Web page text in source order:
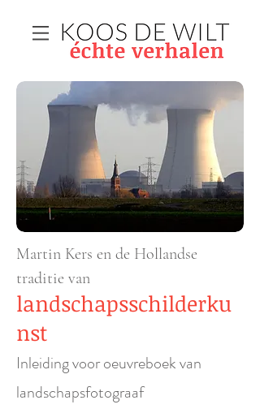
Martin Kers en de Hollandse
traditie van
landschapsschilderku
nst
Inleiding voor oeuvreboek van
landschapsfotograaf